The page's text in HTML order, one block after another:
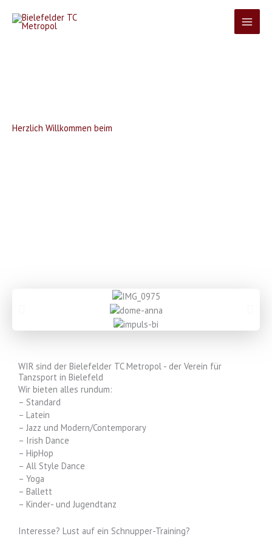
Inhalt
springen
Herzlich Willkommen beim
WIR sind der Bielefelder TC Metropol - der Verein für
Tanzsport in Bielefeld
Wir bieten alles rundum:
– Standard
– Latein
– Jazz und Modern/Contemporary
– Irish Dance
– HipHop
– All Style Dance
– Yoga
– Ballett
– Kinder- und Jugendtanz
Interesse? Lust auf ein Schnupper-Training?